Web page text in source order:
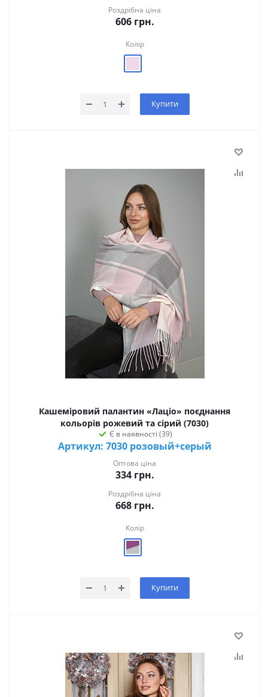
Роздрібна ціна
606грн.
Колір
Купити
Кашеміровий палантин «Лаціо» поєднання
кольорів рожевий та сірий (7030)
Є в наявності (39)
Артикул: 7030 розовый+серый
Оптова ціна
334грн.
Роздрібна ціна
668грн.
Колір
Купити